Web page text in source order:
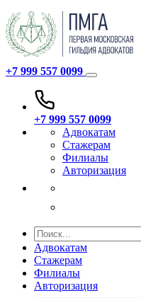
+7 999 557 0099
+7 999 557 0099
Адвокатам
Стажерам
Филиалы
Авторизация
Адвокатам
Стажерам
Филиалы
Авторизация